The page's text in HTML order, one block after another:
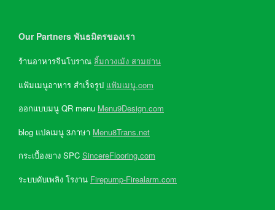
Our Partners พันธมิตรของเรา
ร้านอาหารจีนโบราณ ลิ้มกวงเม้ง สามย่าน
แฟ้มเมนูอาหาร สำเร็จรูป แฟ้มเมนู.com
ออกแบบมนู QR menu Menu9Design.com
blog แปลเมนู 3ภาษา Menu8Trans.net
กระเบื้องยาง SPC SincereFlooring.com
ระบบดับเพลิง โรงาน Firepump-Firealarm.com